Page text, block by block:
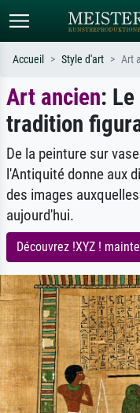
Recherche standard
Recherchez par artiste, titre ou
ex. Monet, Nuit étoilée,
impressionnisme, vague de
nu.
Accueil Style d'art Art
Art ancien:
tradition
De la peinture sur
l'Antiquité donne aux
des images
aujourd'hui.
Découvrez !XYZ !